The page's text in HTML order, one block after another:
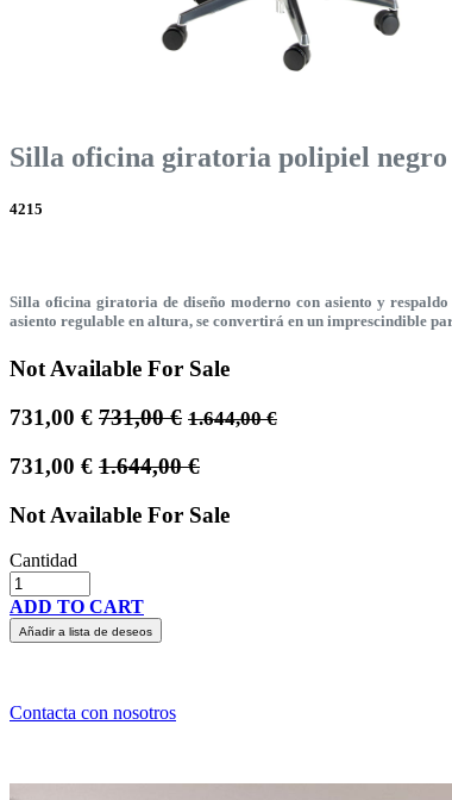
Silla oficina giratoria polipiel negro
4215
Silla oficina giratoria de diseño moderno con asiento y
asiento regulable en altura, se convertirá en un imprescindible
Not Available For Sale
731,00 € 731,00€ 1.644,00€
731,00 € 1.644,00€
Not Available For Sale
Cantidad
ADD TO CART
Añadir a lista de deseos
Contacta con nosotros